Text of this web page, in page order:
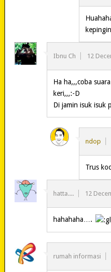
Ibnu Ch 12
Ha ha,,,coba
keri,,,:-D
Di jamin isuk isuk
ndop
Trus
hatta.... 12
hahahaha….
rumah informasi